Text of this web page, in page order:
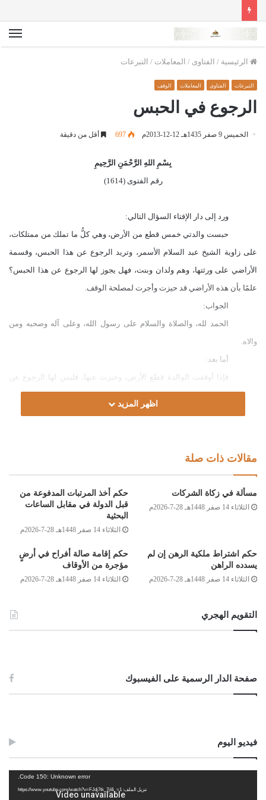
الرئيسية / الفتاوى / المعاملات / التبرعات
التبرعات الفتاوى المعاملات الوقف
الرجوع في الحبس
الخميس 9 صفر 1435هـ 12-12-2013م 697 أقل من دقيقة
بِسْمِ اللهِ الرَّحْمَنِ الرَّحِيمِ
رقم الفتوى (1614)
ورد إلى دار الإفتاء السؤال التالي:
حبست والدتي خمس قطع من الأرض، وهي كلُّ ما تملك من ممتلكات،
على زاوية الشيخ عبد السلام الأسمر، وتريد الرجوع عن هذا الحبس، وقسمة
الأراضي على ورثتها، وهم ولدان وبنت، فهل يجوز لها الرجوع عن هذا الحبس؟
علمًا بأن هذه الأراضي قد حيزت وأجرت لمصلحة الوقف.
الجواب:
الحمد لله، والصلاة والسلام على رسول الله، وعلى آله وصحبه ومن
والاه.
أما بعد:
فإذا أوقفت الوالدة قطع الأرض، وحيزت عنها، فليس لها الرجوع عن
الوقف؛ لقول الله تعالى:
، ولقول النبي صلى
ولو قال الواقف: ولي الخيار” [حاشية الدسوقي:75/4]، والله أعلم.
وصلى الله على سيدنا محمد وعلى آله وصحبه وسلم
أحمد محمد الكوحة
مفتي عام ليبيا
Post Views: 1٬157
الوسوم الرجوع في الوقف
اظهر المزيد
مقالات ذات صلة
مسألة في زكاة الشركات
الثلاثاء 14 صفر 1448هـ 28-7-2026م
حكم أخذ المرتبات المدفوعة من
قبل الدولة في مقابل الساعات
البحثية
الثلاثاء 14 صفر 1448هـ 28-7-2026م
حكم اشتراط ملكية الرهن إن لم
يسدده الراهن
الثلاثاء 14 صفر 1448هـ 28-7-2026م
حكم إقامة صالة أفراح في أرضٍ
مؤجرة من الأوقاف
الثلاثاء 14 صفر 1448هـ 28-7-2026م
التقويم الهجري
صفحة الدار الرسمية على الفيسبوك
فيديو اليوم
Code 150: Unknown error.
تنزيل الملف: https://www.youtube.com/watch?v=FJdj7tk_7jI&_=1